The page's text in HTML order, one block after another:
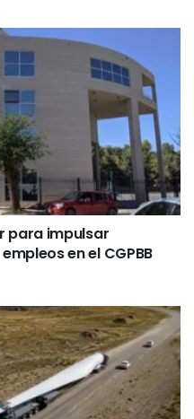
para impulsar
en el CGPBB